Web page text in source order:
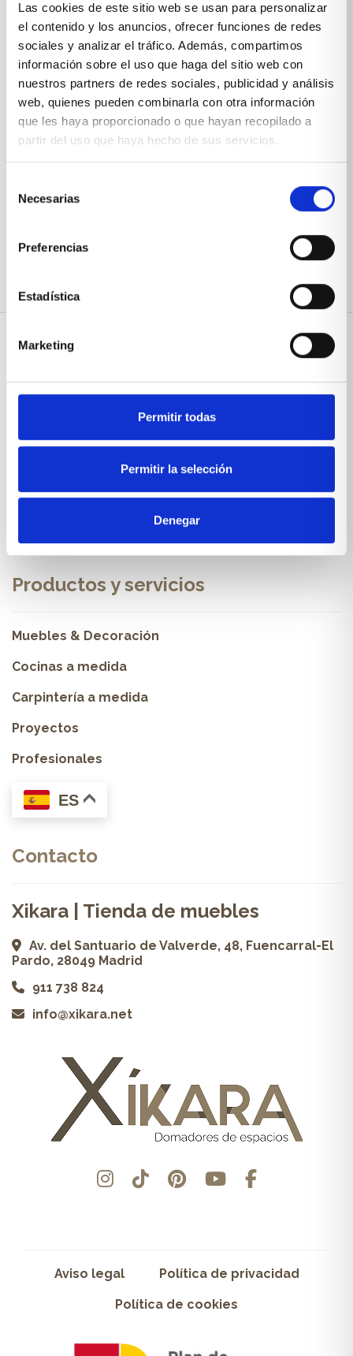
Las cookies de este sitio web se usan para personalizar
el contenido y los anuncios, ofrecer funciones de redes
sociales y analizar el tráfico. Además, compartimos
información sobre el uso que haga del sitio web con
nuestros partners de redes sociales, publicidad y análisis
web, quienes pueden combinarla con otra información
que les haya proporcionado o que hayan recopilado a
partir del uso que haya hecho de sus servicios.
Necesarias
Preferencias
Estadística
Marketing
Permitir todas
Permitir la selección
Denegar
Blog
Condiciones de venta
Productos y servicios
Muebles & Decoración
Cocinas a medida
Carpintería a medida
Proyectos
Profesionales
ES
Contacto
Xikara | Tienda de muebles
Av. del Santuario de Valverde, 48, Fuencarral-El
Pardo, 28049 Madrid
911 738 824
info@xikara.net
Aviso legal Política de privacidad
Política de cookies